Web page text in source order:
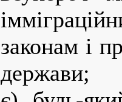
законам і
держави;